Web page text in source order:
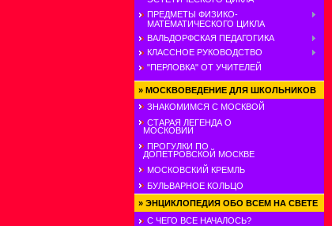
ПРЕДМЕТЫ ФИЗИКО-
МАТЕМАТИЧЕСКОГО ЦИКЛА
ВАЛЬДОРФСКАЯ ПЕДАГОГИКА
КЛАССНОЕ РУКОВОДСТВО
"ПЕРЛОВКА" ОТ УЧИТЕЛЕЙ
» МОСКВОВЕДЕНИЕ ДЛЯ ШКОЛЬНИКОВ
ЗНАКОМИМСЯ С МОСКВОЙ
СТАРАЯ ЛЕГЕНДА О
МОСКОВИИ
ПРОГУЛКИ ПО
ДОПЕТРОВСКОЙ МОСКВЕ
МОСКОВСКИЙ КРЕМЛЬ
БУЛЬВАРНОЕ КОЛЬЦО
» ЭНЦИКЛОПЕДИЯ ОБО ВСЕМ НА СВЕТЕ
С ЧЕГО ВСЕ НАЧАЛОСЬ?